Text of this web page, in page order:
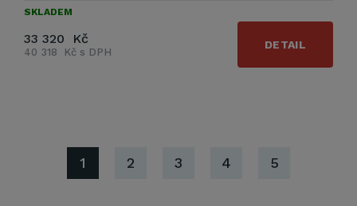
SKLADEM
33 320 Kč
40 318 Kč s DPH
DETAIL
1 2 3 4 5